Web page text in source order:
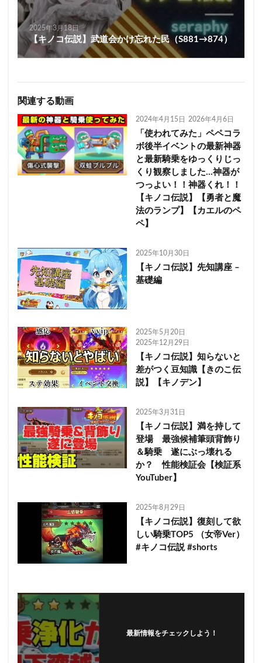
2025年3月18日
【キノコ伝説】武道会かけ忘れた民（S881→874）
関連する動画
2024年4月15日 2026年4月6日
「使われてみた」ペペコラ
ボ後半イベントの最新神器
と最新騎乗をゆっくりじっ
くり観察しました…神器が
つっよい！！神器くれ！！
【キノコ伝説】【勇者と魔
法のランプ】【カエルのペ
ペ】
2025年10月30日
【キノコ伝説】先知講座 –
基礎編
2025年5月20日
2025年12月29日
【キノコ伝説】知らないと
差がつく豆知識【きのこ伝
説】【キノデン】
2025年3月31日
【キノコ伝説】満を持して
登場 最強候補筆頭背飾り
＆騎乗 遂にぶっ壊れる
か？ 性能検証会【検証系
YouTuber】
2025年8月29日
【キノコ伝説】復刻して欲
しい騎乗TOP5 （女帝Ver）
#キノコ伝説 #shorts
最新情報をチェックしよう！